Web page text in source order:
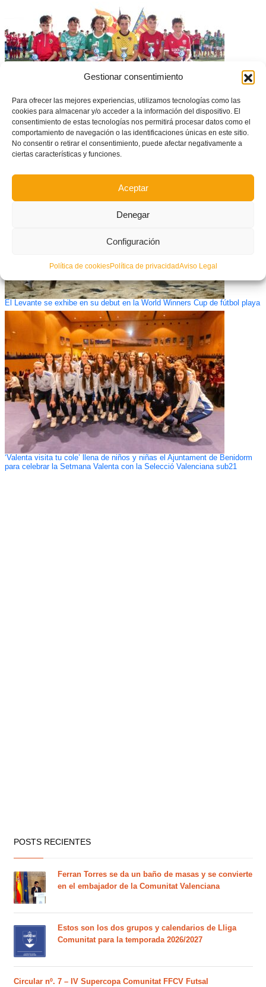
Gestionar consentimiento
Para ofrecer las mejores experiencias, utilizamos tecnologías como las
cookies para almacenar y/o acceder a la información del dispositivo. El
consentimiento de estas tecnologías nos permitirá procesar datos como el
comportamiento de navegación o las identificaciones únicas en este sitio.
No consentir o retirar el consentimiento, puede afectar negativamente a
ciertas características y funciones.
Aceptar
Denegar
Configuración
Política de cookiesPolítica de privacidadAviso Legal
La Copa Federació ya tiene otros seis equipos alevines clasificados para
semifinales (GALERÍA DE FOTOS segunda jornada)
El Levante se exhibe en su debut en la World Winners Cup de fútbol playa
‘Valenta visita tu cole’ llena de niños y niñas el Ajuntament de Benidorm
para celebrar la Setmana Valenta con la Selecció Valenciana sub21
POSTS RECIENTES
Ferran Torres se da un baño de masas y se convierte
en el embajador de la Comunitat Valenciana
Estos son los dos grupos y calendarios de Lliga
Comunitat para la temporada 2026/2027
Circular nº. 7 – IV Supercopa Comunitat FFCV Futsal